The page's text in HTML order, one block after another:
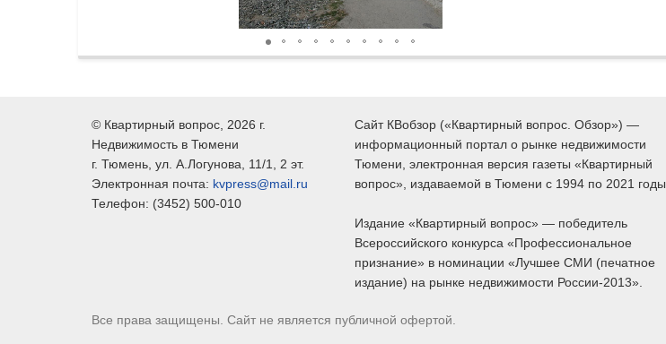
© Квартирный вопрос , 2026 г.
Недвижимость в Тюмени
г. Тюмень , ул. А.Логунова, 11/1, 2 эт.
Электронная почта: kvpress@mail.ru
Телефон: (3452) 500-010
Сайт КВобзор («Квартирный вопрос. Обзор») —
информационный портал о рынке недвижимости
Тюмени, электронная версия газеты «Квартирный
вопрос», издаваемой в Тюмени с 1994 по 2021 годы.
Издание «Квартирный вопрос» — победитель
Всероссийского конкурса «Профессиональное
признание» в номинации «Лучшее СМИ (печатное
издание) на рынке недвижимости России-2013».
Все права защищены. Сайт не является публичной офертой.